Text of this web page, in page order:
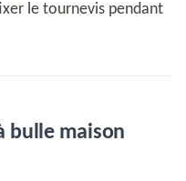
le tournevis pendant
bulle maison